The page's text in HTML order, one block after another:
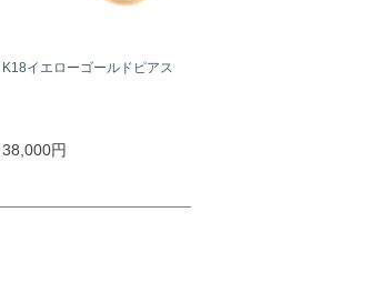
K18イエローゴールドピアス
38,000円